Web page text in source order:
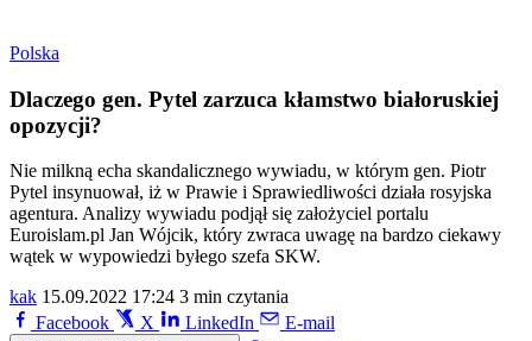
Polska
Dlaczego gen. Pytel zarzuca kłamstwo białoruskiej
opozycji?
Nie milkną echa skandalicznego wywiadu, w którym gen. Piotr
Pytel insynuował, iż w Prawie i Sprawiedliwości działa rosyjska
agentura. Analizy wywiadu podjął się założyciel portalu
Euroislam.pl Jan Wójcik, który zwraca uwagę na bardzo ciekawy
wątek w wypowiedzi byłego szefa SKW.
kak 15.09.2022 17:24 3 min czytania
Facebook
X LinkedIn E-mail